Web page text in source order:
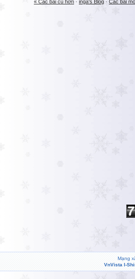
« Các bài cũ hơn · inga's Blog · Các bài
Mạng
VnVista I-